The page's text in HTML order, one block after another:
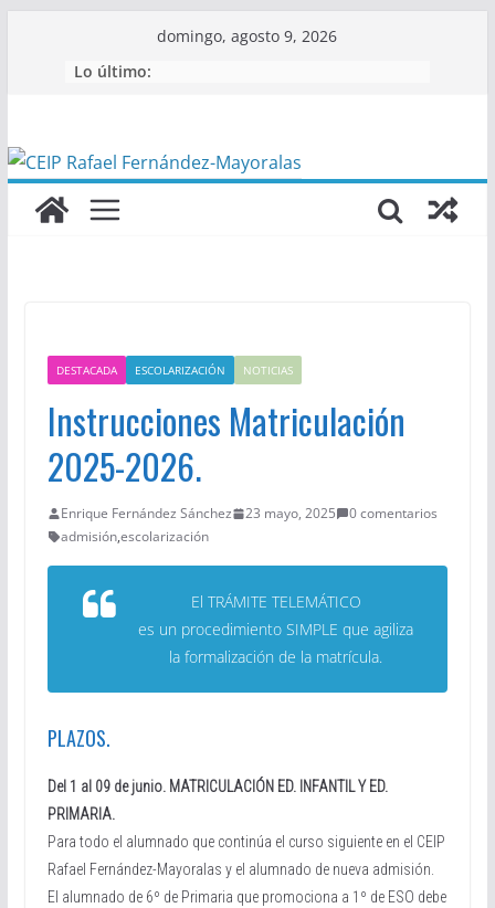
domingo, agosto 9, 2026
Lo último:
DESTACADA ESCOLARIZACIÓN NOTICIAS
Instrucciones Matriculación
2025-2026.
Enrique Fernández Sánchez 23 mayo, 2025
0 comentarios
admisión,escolarización
El TRÁMITE TELEMÁTICO
es un procedimiento SIMPLE que agiliza
la formalización de la matrícula.
PLAZOS.
Del 1 al 09 de junio. MATRICULACIÓN ED. INFANTIL Y ED.
PRIMARIA.
Para todo el alumnado que continúa el curso siguiente en el CEIP
Rafael Fernández-Mayoralas y el alumnado de nueva admisión.
El alumnado de 6º de Primaria que promociona a 1º de ESO debe